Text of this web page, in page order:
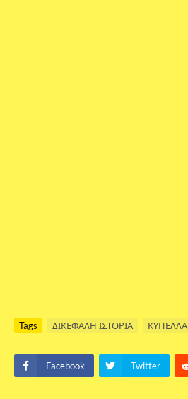
Tags ΔΙΚΕΦΑΛΗ ΙΣΤΟΡΙΑ ΚΥΠΕΛΛΑ
Facebook Twitter